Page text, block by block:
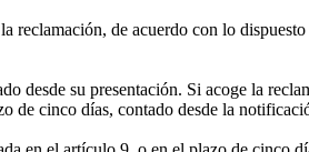
reclamación, de acuerdo con lo dispuesto
desde su presentación. Si acoge la
de cinco días, contado desde la